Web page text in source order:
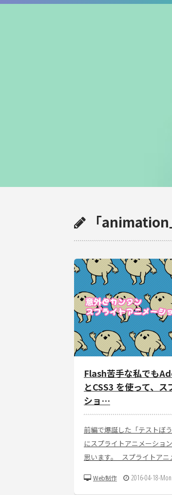
「
Flash苦手な私でも
とCSS3 を使って、
ショ…
前編で爆誕した「テストぼ
にスプライトアニメーショ
思います。 スプライトア
Web制作 2016-04-18-Mon